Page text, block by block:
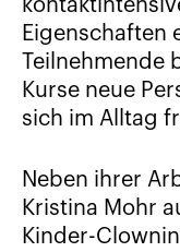
Eigenschaften
Teilnehmende
Kurse neue
sich im Alltag
Neben ihrer
Kristina Mohr
Kinder-